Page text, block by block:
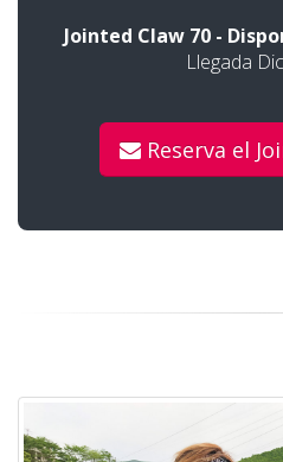
Jointed Claw 70 -
Llegada
Reserva el